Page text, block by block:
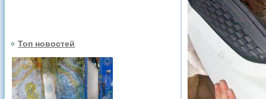
Топ новостей